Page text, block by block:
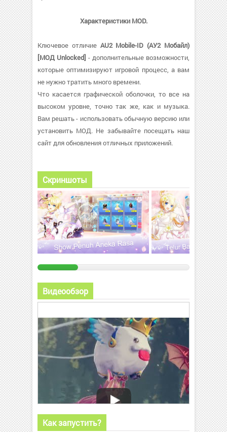
Характеристики MOD.
Ключевое отличие AU2 Mobile-ID (АУ2 Мобайл)
[МОД Unlocked] - дополнительные возможности,
которые оптимизируют игровой процесс, а вам
не нужно тратить много времени.
Что касается графической оболочки, то все на
высоком уровне, точно так же, как и музыка.
Вам решать - использовать обычную версию или
установить МОД. Не забывайте посещать наш
сайт для обновления отличных приложений.
Скриншоты
Видеообзор
Как запустить?